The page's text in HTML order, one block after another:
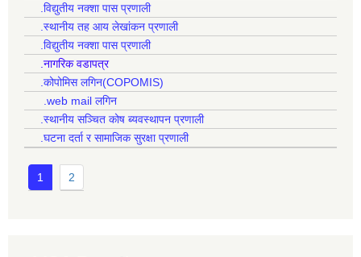
.विद्युतीय नक्शा पास प्रणाली
.स्थानीय तह आय लेखांकन प्रणाली
.विद्युतीय नक्शा पास प्रणाली
.नागरिक वडापत्र
.कोपोमिस लगिन(COPOMIS)
.web mail लगिन
.स्थानीय सञ्चित कोष ब्यवस्थापन प्रणाली
.घटना दर्ता र सामाजिक सुरक्षा प्रणाली
1 2